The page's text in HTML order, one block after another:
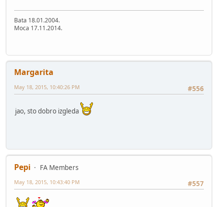
Bata 18.01.2004.
Moca 17.11.2014.
Margarita
#556
May 18, 2015, 10:40:26 PM
jao, sto dobro izgleda
Pepi
FA Members
#557
May 18, 2015, 10:43:40 PM